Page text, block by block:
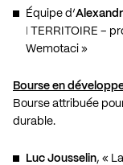
Équipe d’
ǀ TERRITOIRE –
Wemotaci »
Bourse en
Bourse attribuée
durable.
Luc Jousselin, «